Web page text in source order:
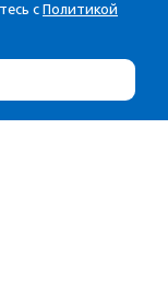
с Политикой